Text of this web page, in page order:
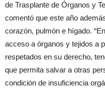
de Trasplante de Órganos y
comentó que este año
corazón, pulmón e hígado.
acceso a órganos y tejidos a
respetados en su derecho,
que permita salvar a otras
condición de insuficiencia